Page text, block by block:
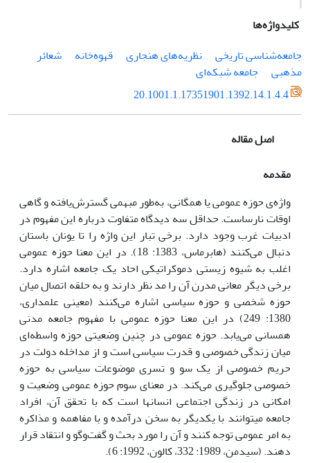
کلیدواژه‌ها
جامعه‌شناسی تاریخی
نظریه‌های هنجاری قهوه‌خانه‌
شعائر
مذهبی
جامعه شبکه‌ای
20.1001.1.17351901.1392.14.1.4.4
اصل مقاله
مقدمه
واژه‌ی حوزه عمومی یا همگانی، به‌طور مبهمی گسترش‌یافته و گاهی
اوقات نارساست. حداقل سه دیدگاه متفاوت درباره این مفهوم در
ادبیات غرب وجود دارد. برخی تبار این واژه را تا یونان باستان
دنبال می‌کنند (هابرماس، 1383: 18). در این معنا حوزه عمومی
اغلب به شیوه زیستی دموکراتیکی احاد یک جامعه اشاره دارد.
برخی دیگر معانی مدرن آن را مد نظر دارند و به حلقه اتصال میان
حوزه شخصی و حوزه سیاسی اشاره می‌کنند (معینی علمداری،
1380: 249) در این معنا حوزه عمومی با مفهوم جامعه مدنی
همسانی می‌یابد. حوزه عمومی در چنین وضعیتی حوزه واسطه‌ای
میان زندگی خصوصی و قدرت سیاسی است و از مداخله دولت در
حریم خصوصی از یک سو و تسری موضوعات سیاسی به حوزه
خصوصی جلوگیری می‌کند. در معنای سوم حوزه عمومی وضعیت و
امکانی در زندگی اجتماعی انسان­ها است که با تحقق آن، افراد
جامعه می­توانند با یکدیگر به سخن درآمده و با مفاهمه و مذاکره
به امر عمومی توجه کنند و آن را مورد بحث و گفت‌وگو و انتقاد قرار
دهند. (سیدمن، 1989: 332، کالون، 1992: 6).